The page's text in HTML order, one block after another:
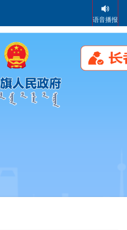
语音播报